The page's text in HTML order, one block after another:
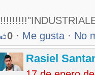
0 · Me gusta · No
Rasiel